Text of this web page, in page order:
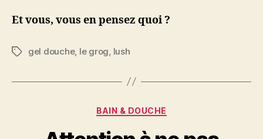
Et vous, vous en pensez quoi ?
Étiquettes
gel douche, le grog lush
Catégories
BAIN & DOUCHE